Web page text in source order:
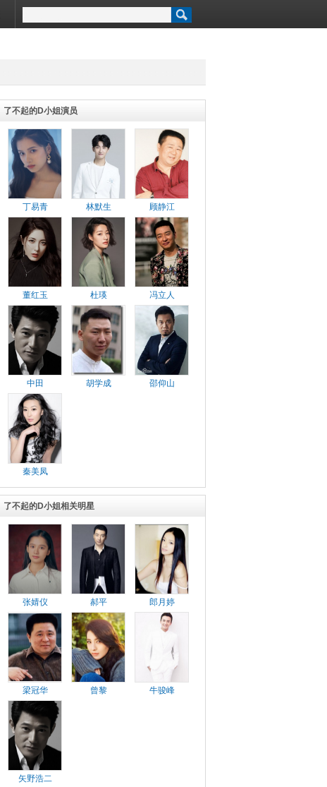
了不起的D小姐演员
丁易青 林默生 顾静江
董红玉 杜瑛 冯立人
中田 胡学成 邵仰山
秦美凤
了不起的D小姐相关明星
张婧仪 郝平 郎月婷
梁冠华 曾黎 牛骏峰
矢野浩二